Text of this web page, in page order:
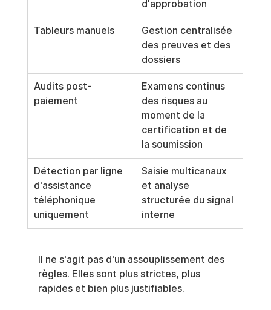
d'approbation
Tableurs manuels
Gestion centralisée
des preuves et des
dossiers
Audits post-
paiement
Examens continus
des risques au
moment de la
certification et de
la soumission
Détection par ligne
d'assistance
téléphonique
uniquement
Saisie multicanaux
et analyse
structurée du signal
interne
Il ne s'agit pas d'un assouplissement des
règles. Elles sont plus strictes, plus
rapides et bien plus justifiables.